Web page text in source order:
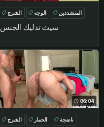
سيث تدليك الجنس
الشرج الوجه
المتشددين
الحمار
06:04
الشرج الحمار
ناضجة